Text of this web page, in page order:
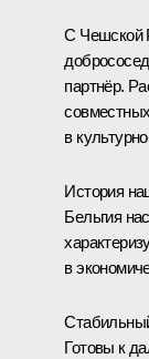
С Чешской
партнёр.
в
История
Бельгия
в
Готовы к